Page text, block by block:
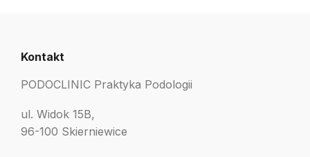
Kontakt
PODOCLINIC Praktyka Podologii
ul. Widok 15B,
96-100 Skierniewice